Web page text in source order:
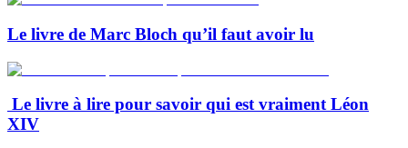
Le livre de Marc Bloch qu’il faut avoir lu
Le livre à lire pour savoir qui est vraiment Léon
XIV